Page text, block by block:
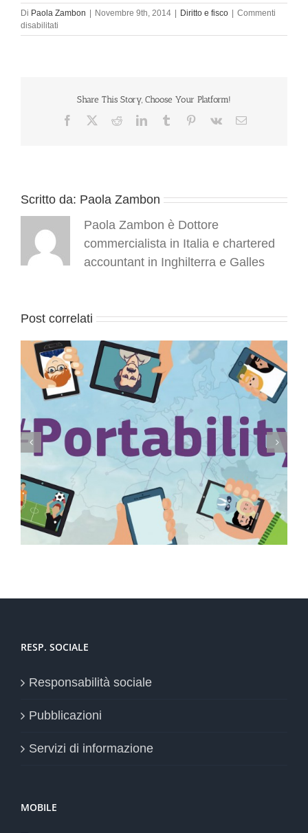
Di Paola Zambon | Novembre 9th, 2014 | Diritto e fisco | Commenti
disabilitati
Fattura
Share This Story, Choose Your Platform!
Facebook RedditLinkedInTumblr Pinterest
Vk Email
Scritto da: Paola Zambon
Paola Zambon è Dottore
commercialista in Italia e chartered
accountant in Inghilterra e Galles
Post correlati
Conservazione elettronica documenti a rilevanza
tributaria: termini
RESP. SOCIALE
Responsabilità sociale
Pubblicazioni
Servizi di informazione
MOBILE